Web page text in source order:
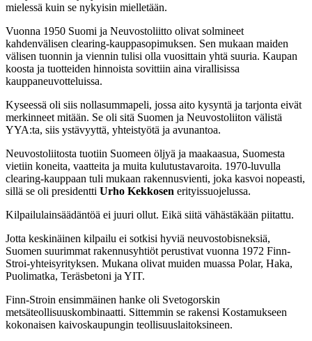
mielessä kuin se nykyisin mielletään.
Vuonna 1950 Suomi ja Neuvostoliitto olivat solmineet
kahdenvälisen clearing-kauppasopimuksen. Sen mukaan maiden
välisen tuonnin ja viennin tulisi olla vuosittain yhtä suuria. Kaupan
koosta ja tuotteiden hinnoista sovittiin aina virallisissa
kauppaneuvotteluissa.
Kyseessä oli siis nollasummapeli, jossa aito kysyntä ja tarjonta eivät
merkinneet mitään. Se oli sitä Suomen ja Neuvostoliiton välistä
YYA:ta, siis ystävyyttä, yhteistyötä ja avunantoa.
Neuvostoliitosta tuotiin Suomeen öljyä ja maakaasua, Suomesta
vietiin koneita, vaatteita ja muita kulutustavaroita. 1970-luvulla
clearing-kauppaan tuli mukaan rakennusvienti, joka kasvoi nopeasti,
sillä se oli presidentti Urho Kekkosen erityissuojelussa.
Kilpailulainsäädäntöä ei juuri ollut. Eikä siitä vähästäkään piitattu.
Jotta keskinäinen kilpailu ei sotkisi hyviä neuvostobisneksiä,
Suomen suurimmat rakennusyhtiöt perustivat vuonna 1972 Finn-
Stroi-yhteisyrityksen. Mukana olivat muiden muassa Polar, Haka,
Puolimatka, Teräsbetoni ja YIT.
Finn-Stroin ensimmäinen hanke oli Svetogorskin
metsäteollisuuskombinaatti. Sittemmin se rakensi Kostamukseen
kokonaisen kaivoskaupungin teollisuuslaitoksineen.